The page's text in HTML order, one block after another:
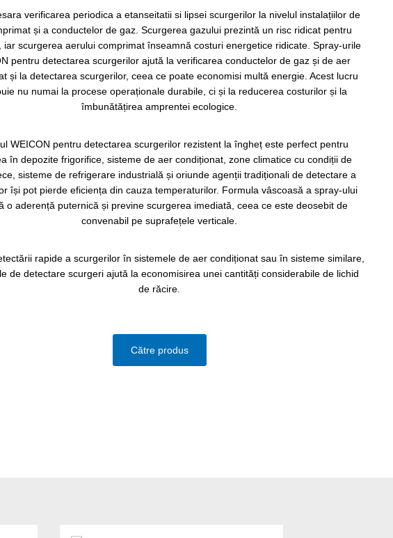
verificarea periodica a etanseitatii si lipsei scurgerilor la nivelul instalațiilor de
și a conductelor de gaz. Scurgerea gazului prezintă un risc ridicat pentru
iar scurgerea aerului comprimat înseamnă costuri energetice ridicate. Spray-urile
pentru detectarea scurgerilor ajută la verificarea conductelor de gaz și de aer
și la detectarea scurgerilor, ceea ce poate economisi multă energie. Acest lucru
nu numai la procese operaționale durabile, ci și la reducerea costurilor și la
îmbunătățirea amprentei ecologice.
WEICON pentru detectarea scurgerilor rezistent la îngheț este perfect pentru
în depozite frigorifice, sisteme de aer condiționat, zone climatice cu condiții de
sisteme de refrigerare industrială și oriunde agenții tradiționali de detectare a
își pot pierde eficiența din cauza temperaturilor. Formula vâscoasă a spray-ului
o aderență puternică și previne scurgerea imediată, ceea ce este deosebit de
convenabil pe suprafețele verticale.
rapide a scurgerilor în sistemele de aer condiționat sau în sisteme similare,
de detectare scurgeri ajută la economisirea unei cantități considerabile de lichid
de răcire.
Către produs